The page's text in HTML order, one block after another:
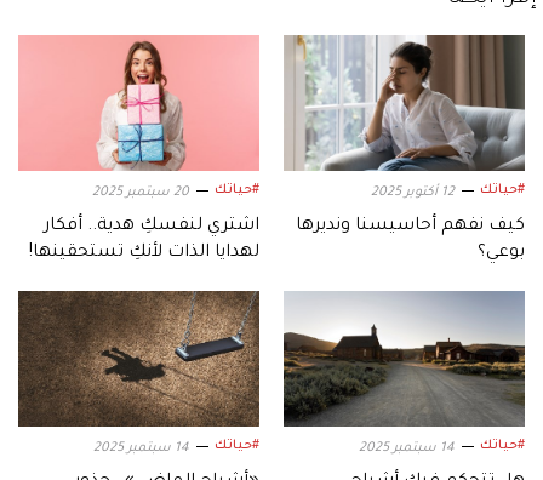
#حياتك 12 أكتوبر 2025
كيف نفهم أحاسيسنا ونديرها
بوعي؟
#حياتك 20 سبتمبر 2025
اشتري لنفسكِ هدية.. أفكار
لهدايا الذات لأنكِ تستحقينها!
#حياتك 14 سبتمبر 2025 #حياتك 14 سبتمبر 2025